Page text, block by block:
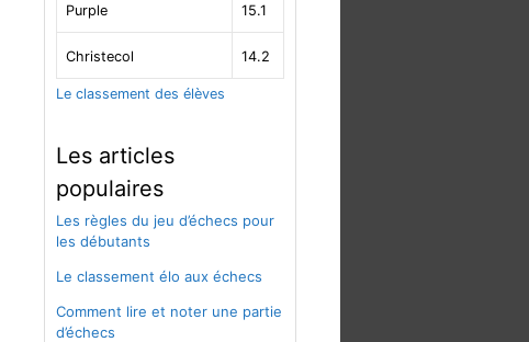
Purple 15.1
Christecol 14.2
Le classement des élèves
Les articles
populaires
Les règles du jeu d’échecs pour
les débutants
Le classement élo aux échecs
Comment lire et noter une partie
d’échecs